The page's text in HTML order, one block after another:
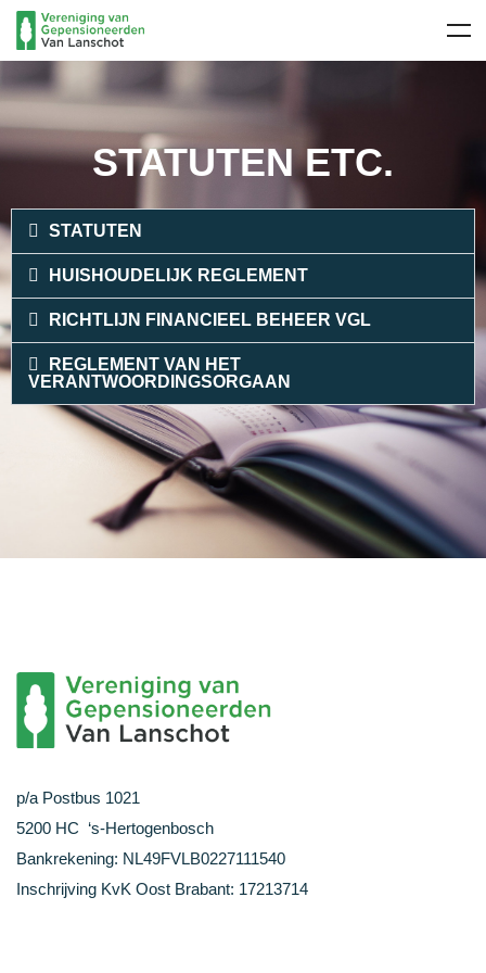
STATUTEN ETC.
STATUTEN
HUISHOUDELIJK REGLEMENT
RICHTLIJN FINANCIEEL BEHEER VGL
REGLEMENT VAN HET
VERANTWOORDINGSORGAAN
p/a Postbus 1021
5200 HC ‘s-Hertogenbosch
Bankrekening: NL49FVLB0227111540
Inschrijving KvK Oost Brabant: 17213714